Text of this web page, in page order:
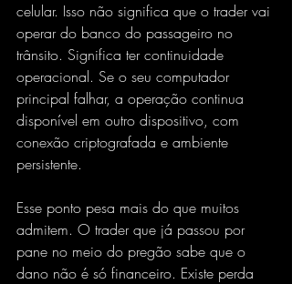
celular. Isso não significa que o trader vai
operar do banco do passageiro no
trânsito. Significa ter continuidade
operacional. Se o seu computador
principal falhar, a operação continua
disponível em outro dispositivo, com
conexão criptografada e ambiente
persistente.
Esse ponto pesa mais do que muitos
admitem. O trader que já passou por
pane no meio do pregão sabe que o
dano não é só financeiro. Existe perda